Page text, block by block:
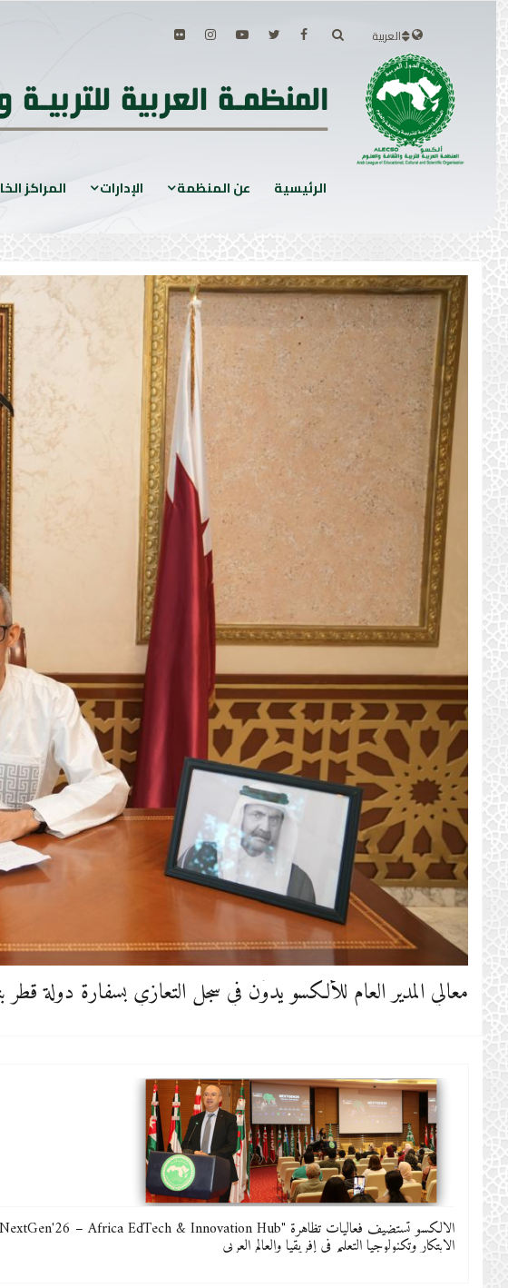
العربية
الرئيسية عن المنظمة الإدارات المراكز
معالي المدير العام للألكسو يدوّن في سجل التعازي بسفارة دولة قطر
الابتكار وتكنولوجيا التعليم في إفريقيا والعالم العربي